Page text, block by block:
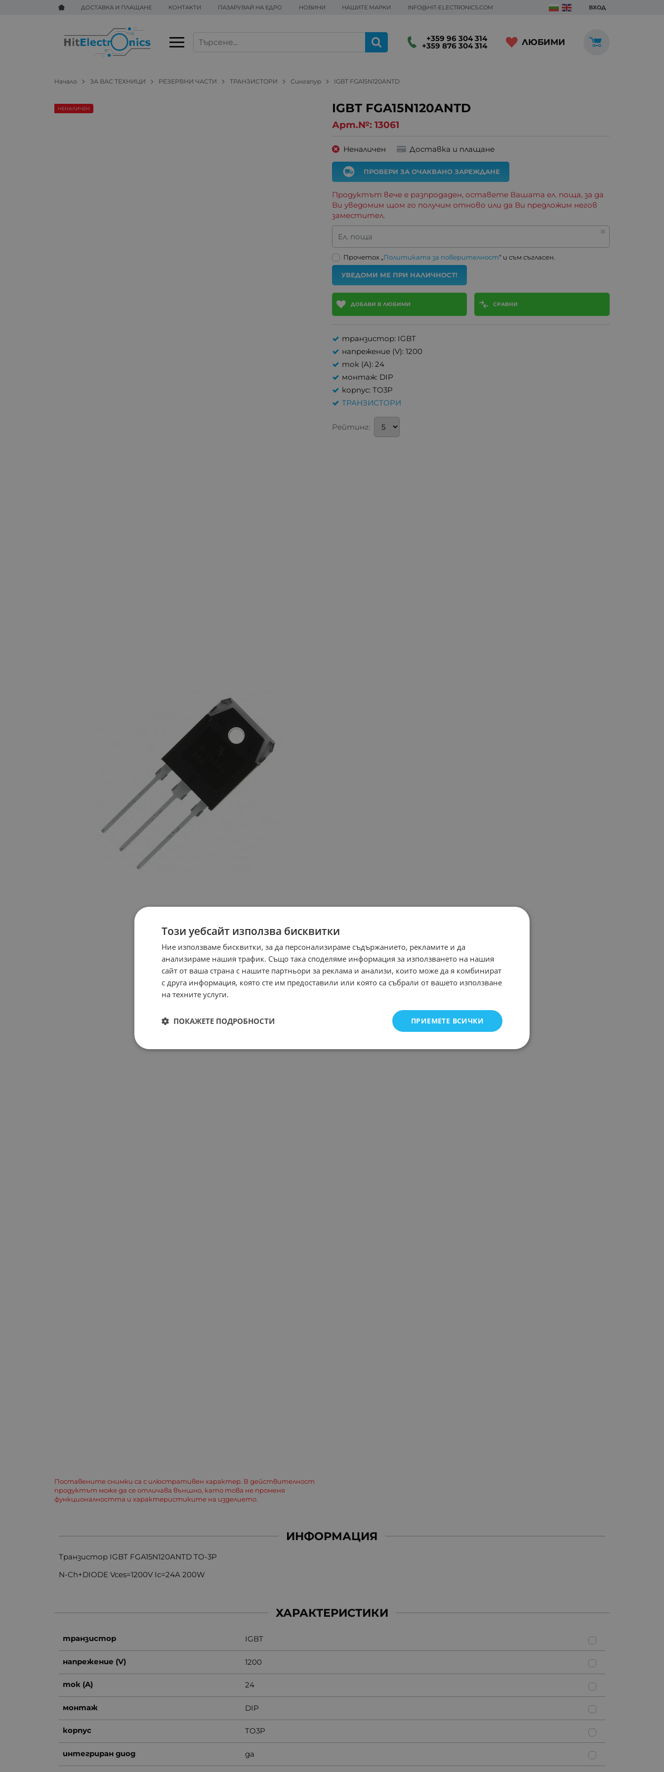
ДОСТАВКА И ПЛАЩАНЕ КОНТАКТИ ПАЗАРУВАЙ НА ЕДРО НОВИНИ НАШИТЕ МАРКИ INFO@HIT-ELECTRONICS.COM ВХОД
+359 96 304 314
+359 876 304 314 ЛЮБИМИ
Начало ЗА ВАС ТЕХНИЦИ РЕЗЕРВНИ ЧАСТИ ТРАНЗИСТОРИ Сингапур IGBT FGA15N120ANTD
IGBT FGA15N120ANTD
Арт.№: 13061
Поставените снимки са с илюстративен характер. В действителност
продуктът може да се отличава външно, като това не променя
функционалността и характеристиките на изделието.
НЕНАЛИЧЕН
Неналичен Доставка и плащане
ПРОВЕРИ ЗА ОЧАКВАНО ЗАРЕЖДАНЕ
Продуктът вече е разпродаден, оставете Вашата ел. поща, за да
Ви уведомим щом го получим отново или да Ви предложим негов
заместител.
Ел. поща
Прочетох „Политиката за поверителност“ и съм съгласен.
УВЕДОМИ МЕ ПРИ НАЛИЧНОСТ!
ДОБАВИ В ЛЮБИМИ СРАВНИ
транзистор: IGBT
напрежение (V): 1200
ток (A): 24
монтаж: DIP
корпус: TO3P
ТРАНЗИСТОРИ
Рейтинг:
ИНФОРМАЦИЯ
Транзистор IGBT FGA15N120ANTD TO-3P
N-Ch+DIODE Vces=1200V Ic=24A 200W
ХАРАКТЕРИСТИКИ
транзистор IGBT
напрежение (V) 1200
ток (A) 24
монтаж DIP
корпус TO3P
интегриран диод да
Този уебсайт използва бисквитки
Ние използваме бисквитки, за да персонализираме съдържанието, рекламите и да
анализираме нашия трафик. Също така споделяме информация за използването на нашия
сайт от ваша страна с нашите партньори за реклама и анализи, които може да я комбинират
с друга информация, която сте им предоставили или която са събрали от вашето използване
на техните услуги.
ПРИЕМЕТЕ ВСИЧКИ
ПОКАЖЕТЕ ПОДРОБНОСТИ